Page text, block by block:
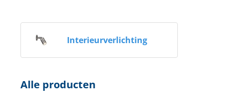
Elektra
Kleding en schoenen
Kajuit en kombuis
Interieurverlichting
Alle producten